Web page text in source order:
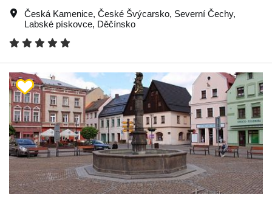
Česká Kamenice, České Švýcarsko, Severní Čechy,
Labské pískovce, Děčínsko